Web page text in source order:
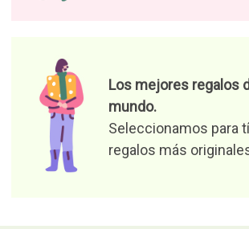
Los mejores regalos
mundo.
Seleccionamos para
regalos más